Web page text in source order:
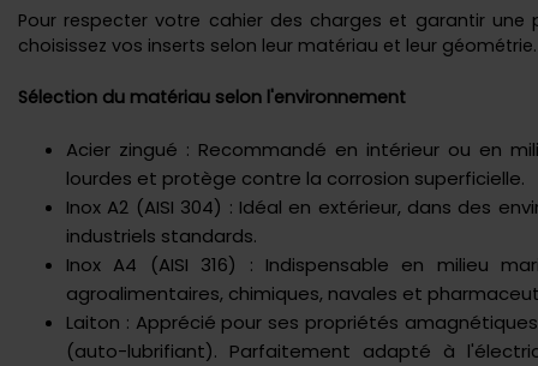
Pour respecter votre cahier des charges et garantir
choisissez vos inserts selon leur matériau et leur géométrie.
Sélection du matériau selon l'environnement
Acier zingué : Recommandé en intérieur ou en
lourdes et protège contre la corrosion superficielle.
Inox A2 (AISI 304) : Idéal en extérieur, dans des
industriels standards.
Inox A4 (AISI 316) : Indispensable en milieu
agroalimentaires, chimiques, navales et
Laiton : Apprécié pour ses propriétés
(auto-lubrifiant). Parfaitement adapté à